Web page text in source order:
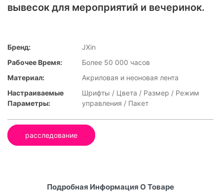
вывесок для мероприятий и вечеринок.
Бренд:
JXin
Рабочее Время:
Более 50 000 часов
Материал:
Акриловая и неоновая лента
Настраиваемые
Параметры:
Шрифты / Цвета / Размер / Режим
управления / Пакет
расследование
Подробная Информация О Товаре